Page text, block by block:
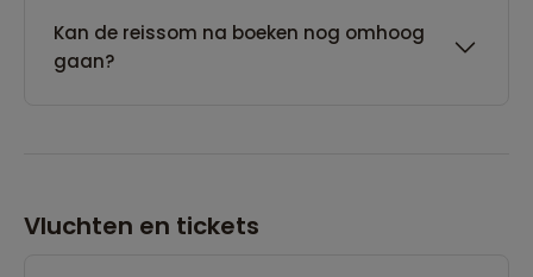
Kan de reissom na boeken nog omhoog
gaan?
Vluchten en tickets